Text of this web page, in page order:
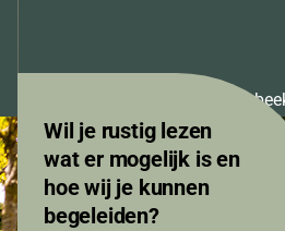
Wil je rustig lezen
wat er mogelijk is en
hoe wij je kunnen
begeleiden?